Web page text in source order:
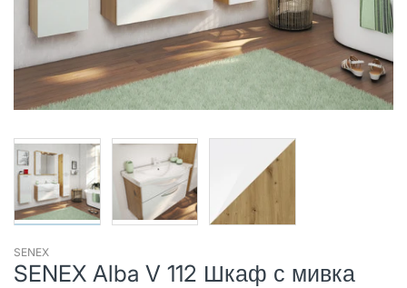
SENEX
SENEX Alba V 112 Шкаф с мивка